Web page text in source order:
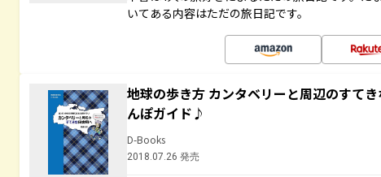
いてある内容はただの旅日記です。
地球の歩き方 カンタベリーと周辺のすて
んぽガイド♪
D-Books
2018.07.26 発売